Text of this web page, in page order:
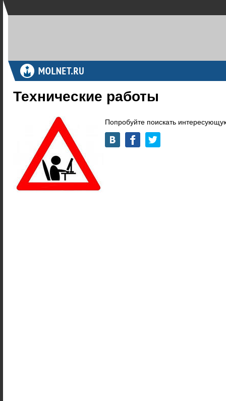
Технические работы
Попробуйте поискать